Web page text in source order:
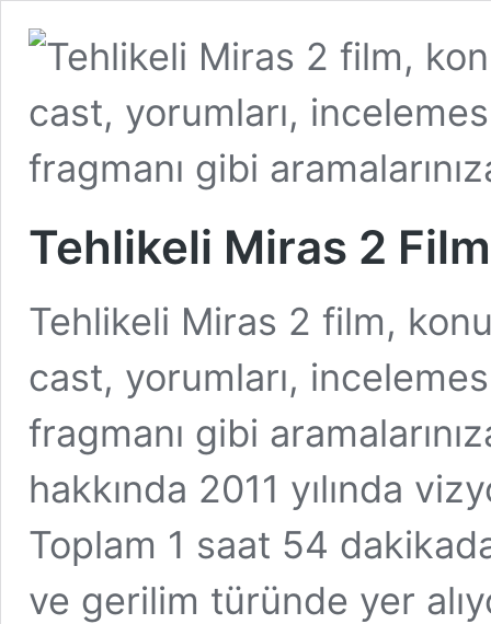
Tehlikeli Miras 2
Tehlikeli Miras 2 film,
cast, yorumları,
fragmanı gibi
hakkında 2011 yılında
Toplam 1 saat 54
ve gerilim türünde yer